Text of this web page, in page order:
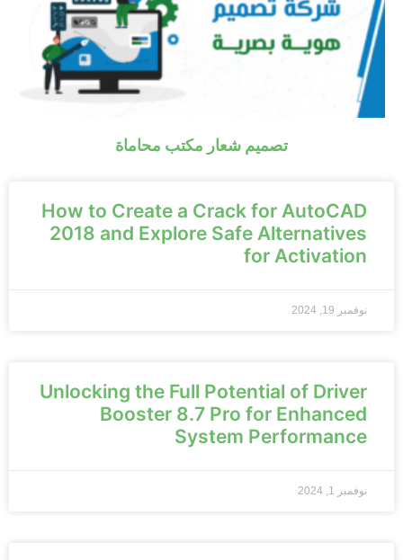
تصميم شعار مكتب محاماة
How to Create a Crack for AutoCAD
2018 and Explore Safe Alternatives
for Activation
نوفمبر 19, 2024
Unlocking the Full Potential of Driver
Booster 8.7 Pro for Enhanced
System Performance
نوفمبر 1, 2024